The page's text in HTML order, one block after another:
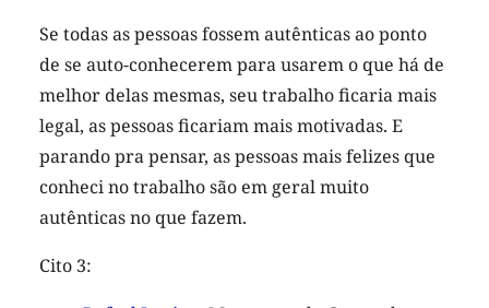
Se todas as pessoas fossem autênticas ao ponto
de se auto-conhecerem para usarem o que há de
melhor delas mesmas, seu trabalho ficaria mais
legal, as pessoas ficariam mais motivadas. E
parando pra pensar, as pessoas mais felizes que
conheci no trabalho são em geral muito
autênticas no que fazem.
Cito 3: